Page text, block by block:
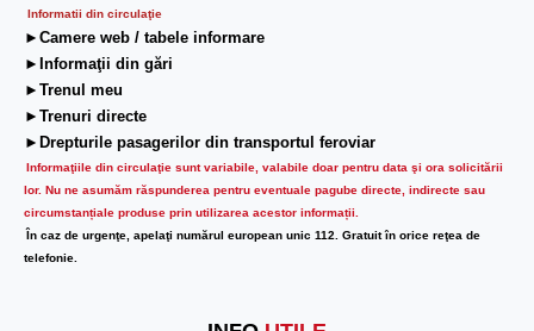
Informatii din circulaţie
►Camere web / tabele informare
►Informaţii din gări
►Trenul meu
►Trenuri directe
►Drepturile pasagerilor din transportul feroviar
Informaţiile din circulaţie sunt variabile, valabile doar pentru data şi ora solicitării
lor. Nu ne asumăm răspunderea pentru eventuale pagube directe, indirecte sau
circumstanțiale produse prin utilizarea acestor informații.
În caz de urgenţe, apelaţi numărul european unic 112. Gratuit în orice reţea de
telefonie.